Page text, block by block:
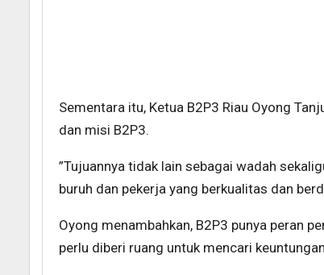
Sementara itu, Ketua B2P3 Riau Oyong
dan misi B2P3.
”Tujuannya tidak lain sebagai wadah
buruh dan pekerja yang berkualitas dan
Oyong menambahkan, B2P3 punya peran
perlu diberi ruang untuk mencari